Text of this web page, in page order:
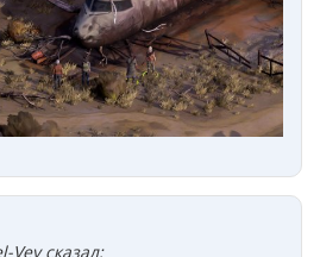
Vey сказал: